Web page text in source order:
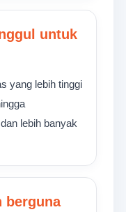
untuk
yang lebih tinggi
lebih banyak
berguna